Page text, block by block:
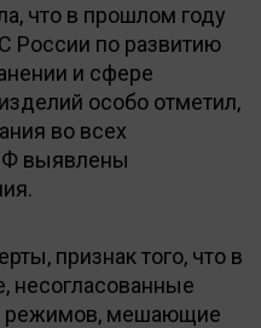
что в прошлом году
России по развитию
и сфере
особо отметил,
во всех
выявлены
признак того, что в
несогласованные
режимов, мешающие